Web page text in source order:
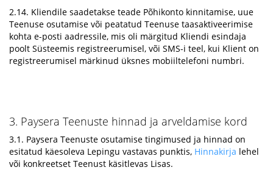
2.14. Kliendile saadetakse teade Põhikonto kinnitamise, uue
Teenuse osutamise või peatatud Teenuse taasaktiveerimise
kohta e-posti aadressile, mis oli märgitud Kliendi esindaja
poolt Süsteemis registreerumisel, või SMS-i teel, kui Klient on
registreerumisel märkinud üksnes mobiiltelefoni numbri.
3. Paysera Teenuste hinnad ja arveldamise kord
3.1. Paysera Teenuste osutamise tingimused ja hinnad on
esitatud käesoleva Lepingu vastavas punktis, Hinnakirja lehel
või konkreetset Teenust käsitlevas Lisas.